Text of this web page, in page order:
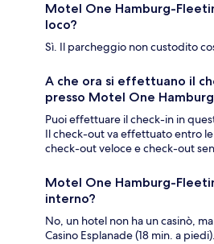
Motel One Hamburg-
loco?
Sì. Il parcheggio non custodito
A che ora si effettuano il
presso Motel One
Puoi effettuare il check-in in
Il check-out va effettuato entro
check-out veloce e check-out
Motel One Hamburg-
interno?
No, un hotel non ha un casinò,
Casino Esplanade (18 min. a piedi).